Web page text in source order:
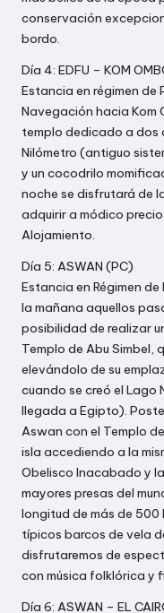
conservación
bordo.
Día 4: EDFU – KOM
Estancia en régimen de
Navegación hacia Kom
templo dedicado a dos
Nilómetro (antiguo
y un cocodrilo
noche se disfrutará de
adquirir a módico
Alojamiento.
Día 5: ASWAN (PC)
Estancia en Régimen
la mañana aquellos
posibilidad de realizar
Templo de Abu Simbel,
elevándolo de su
cuando se creó el Lago
llegada a Egipto).
Aswan con el Templo
isla accediendo a la
Obelisco Inacabado y
mayores presas del
longitud de más de 500
típicos barcos de vela
disfrutaremos de
con música folklórica y
Día 6: ASWAN – EL